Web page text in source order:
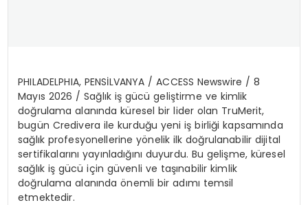
PHILADELPHIA, PENSİLVANYA /ACCESS Newswire / 8
Mayıs 2026 / Sağlık iş gücügeliştirme ve kimlik
doğrulama alanında küresel bir lider olan TruMerit,
bugün Credivera ile kurduğu yeni işbirliği kapsamında
sağlık profesyonellerine yönelik ilk doğrulanabilir dijital
sertifikalarınıyayınladığını duyurdu. Bu gelişme, küresel
sağlık işgücüiçin güvenli ve taşınabilir kimlik
doğrulama alanındaönemli bir adımı temsil
etmektedir.